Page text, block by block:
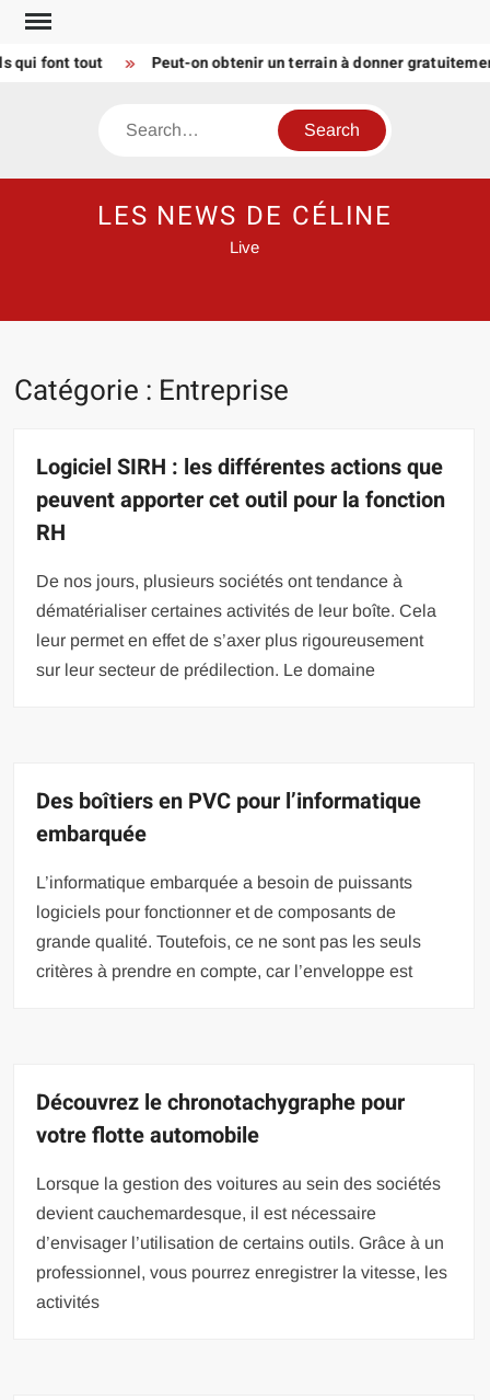
Skip
content
font tout Peut-on obtenir un terrain à donner gratuitement
Search
LES NEWS DE CÉLINE
Live
Catégorie : Entreprise
Logiciel SIRH : les différentes actions que
peuvent apporter cet outil pour la fonction
RH
De nos jours, plusieurs sociétés ont tendance à
dématérialiser certaines activités de leur boîte. Cela
leur permet en effet de s’axer plus rigoureusement
sur leur secteur de prédilection. Le domaine
Des boîtiers en PVC pour l’informatique
embarquée
L’informatique embarquée a besoin de puissants
logiciels pour fonctionner et de composants de
grande qualité. Toutefois, ce ne sont pas les seuls
critères à prendre en compte, car l’enveloppe est
Découvrez le chronotachygraphe pour
votre flotte automobile
Lorsque la gestion des voitures au sein des sociétés
devient cauchemardesque, il est nécessaire
d’envisager l’utilisation de certains outils. Grâce à un
professionnel, vous pourrez enregistrer la vitesse, les
activités